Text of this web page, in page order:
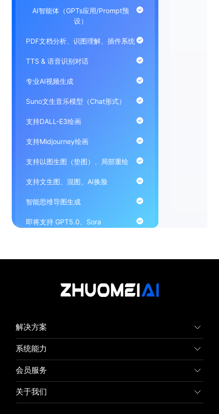
AI智能体（GPTs应用/Prompt预
设）
PDF文档分析、识图理解、插件系统
TTS & 语音识别对话
专业AI视频生成
Suno文生音乐模型（Chat形式）
支持DALL-E3绘画
支持Midjourney绘画
支持以图生图（垫图）、局部重绘
支持文生图、混图、AI换脸
智能思维导图生成
即将支持 GPT5.0、Sora
解决方案
AI创作
AI绘画
AI应用
AI视频
系统能力
对话聊天
专业绘画
文档分析
会员服务
限时套餐
永久次卡
关于我们